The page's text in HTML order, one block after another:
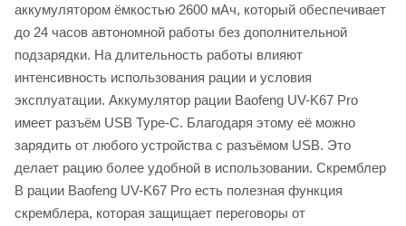
аккумулятором ёмкостью 2600 мАч, который обеспечивает
до 24 часов автономной работы без дополнительной
подзарядки. На длительность работы влияют
интенсивность использования рации и условия
эксплуатации. Аккумулятор рации Baofeng UV-K67 Pro
имеет разъём USB Type-C. Благодаря этому её можно
зарядить от любого устройства с разъёмом USB. Это
делает рацию более удобной в использовании. Скремблер
В рации Baofeng UV-K67 Pro есть полезная функция
скремблера, которая защищает переговоры от